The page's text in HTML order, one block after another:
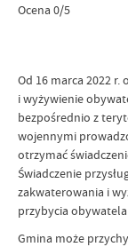
Ocena 0/5
Od 16 marca 2022
i wyżywienie
bezpośrednio z
wojennymi
otrzymać
Świadczenie
zakwaterowania i
przybycia
Gmina może